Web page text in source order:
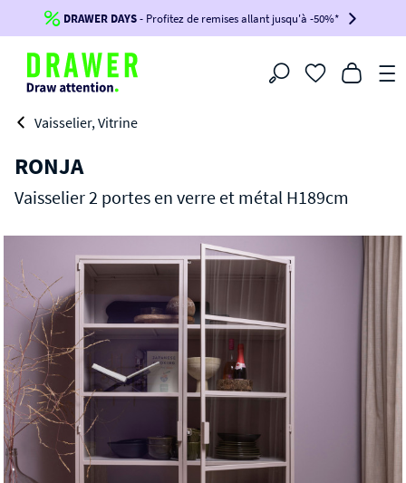
Jusqu'à-100€*sur votre commande !
BIKINI100
-voir conditions en bas de page-
DRAWER DAYS- Profitez de remises allant jusqu'à -50%*
Filtrer
Vaisselier, Vitrine
RONJA
Vaisselier 2 portes en verre et métal H189cm